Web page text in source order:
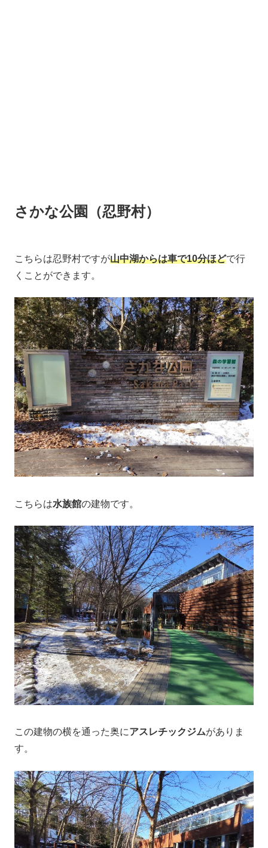
さかな公園（忍野村）
こちらは忍野村ですが山中湖からは車で10分ほどで行
くことができます。
こちらは水族館の建物です。
この建物の横を通った奥にアスレチックジムがありま
す。